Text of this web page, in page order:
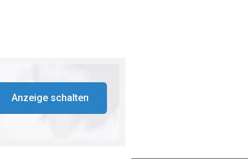
Anzeige schalten